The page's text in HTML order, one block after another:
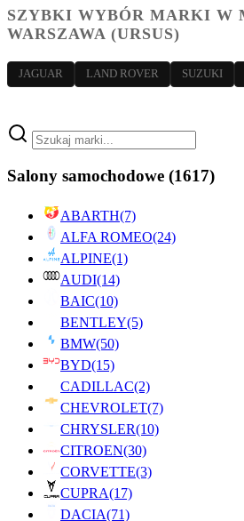
SZYBKI WYBÓR MARKI W
WARSZAWA (URSUS)
JAGUAR LAND ROVER SUZUKI
Salony samochodowe (1617)
ABARTH(7)
ALFA ROMEO(24)
ALPINE(1)
AUDI(14)
BAIC(10)
BENTLEY(5)
BMW(50)
BYD(15)
CADILLAC(2)
CHEVROLET(7)
CHRYSLER(10)
CITROEN(30)
CORVETTE(3)
CUPRA(17)
DACIA(71)